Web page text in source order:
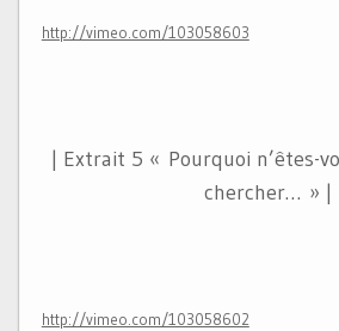
http://vimeo.com/103058603
| Extrait 5 « Pourquoi n’êtes-
chercher… » |
http://vimeo.com/103058602